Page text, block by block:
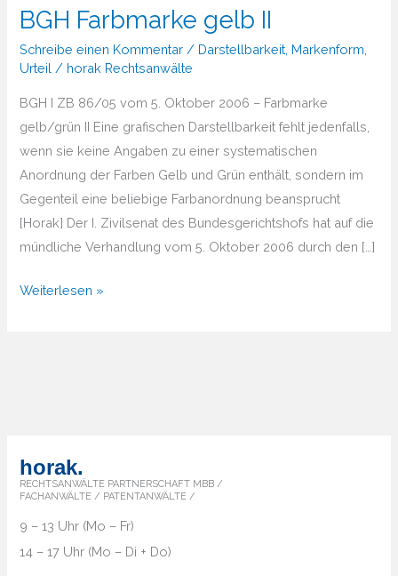
BGH Farbmarke gelb II
Schreibe einen Kommentar / Darstellbarkeit Markenform
Urteil / horak Rechtsanwälte
BGH I ZB 86/05 vom 5. Oktober 2006 – Farbmarke
gelb/grün II Eine grafischen Darstellbarkeit fehlt jedenfalls,
wenn sie keine Angaben zu einer systematischen
Anordnung der Farben Gelb und Grün enthält, sondern im
Gegenteil eine beliebige Farbanordnung beansprucht
[Horak] Der I. Zivilsenat des Bundesgerichtshofs hat auf die
mündliche Verhandlung vom 5. Oktober 2006 durch den […]
BGH
Weiterlesen »
horak.
RECHTSANWÄLTE PARTNERSCHAFT MBB /
FACHANWÄLTE / PATENTANWÄLTE /
9 – 13 Uhr (Mo – Fr)
14 – 17 Uhr (Mo – Di + Do)